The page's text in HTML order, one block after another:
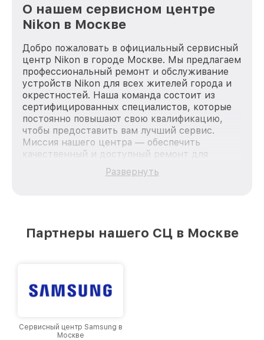
О нашем сервисном центре
Nikon в Москве
Добро пожаловать в официальный сервисный
центр Nikon в городе Москве. Мы предлагаем
профессиональный ремонт и обслуживание
устройств Nikon для всех жителей города и
окрестностей. Наша команда состоит из
сертифицированных специалистов, которые
постоянно повышают свою квалификацию,
чтобы предоставить вам лучший сервис.
Миссия нашего центра — обеспечить
качественный и доступный ремонт для
каждого пользователя продукции Nikon, вне
зависимости от сложности поломки. Мы
Москве, постоянно повышая уровень доверия
Развернуть
Партнеры нашего СЦ в Москве
Сервисный центр Samsung в
Москве